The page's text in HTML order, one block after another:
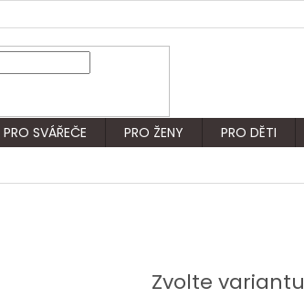
PRO SVÁŘEČE PRO ŽENY PRO DĚTI
Zvolte variantu